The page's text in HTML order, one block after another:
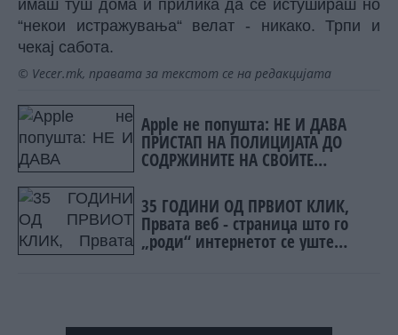
имаш туш дома и прилика да се истушираш но
“некои истражувања“ велат - никако. Трпи и
чекај сабота.
© Vecer.mk, правата за текстот се на редакцијата
Apple не попушта: НЕ И ДАВА
ПРИСТАП НА ПОЛИЦИЈАТА ДО
СОДРЖИНИТЕ НА СВОИТЕ
35 ГОДИНИ ОД ПРВИОТ КЛИК,
Првата веб - страница што го
„роди“ интернетот се уште